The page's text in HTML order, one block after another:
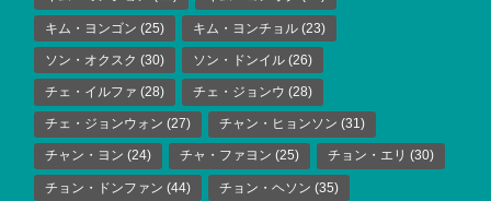
キム・ヨンゴン (25) キム・ヨンチョル (23)
ソン・オクスク (30) ソン・ドンイル (26)
チェ・イルファ (28) チェ・ジョンウ (28)
チェ・ジョンウォン (27) チャン・ヒョンソン (31)
チャン・ヨン (24) チャ・ファヨン (25) チョン・エリ (30)
チョン・ドンファン (44) チョン・ヘソン (35)